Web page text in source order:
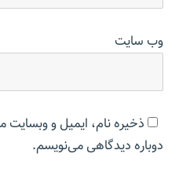
وب‌ سایت
ذخیره نام، ایمیل و وبسایت
دوباره دیدگاهی می‌نویسم.